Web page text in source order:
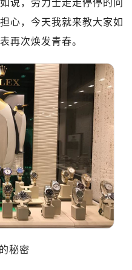
说，劳力士走走停停的问
心，今天我就来教大家如
再次焕发青春。
秘密